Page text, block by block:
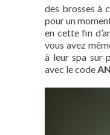
des brosses à
pour un
en cette fin
vous avez
à leur spa sur
avec le code